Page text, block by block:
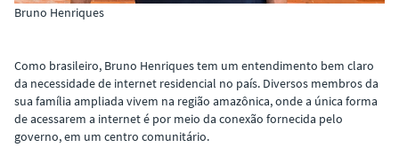
Bruno Henriques
Como brasileiro, Bruno Henriques tem um entendimento bem claro
da necessidade de internet residencial no país. Diversos membros da
sua família ampliada vivem na região amazônica, onde a única forma
de acessarem a internet é por meio da conexão fornecida pelo
governo, em um centro comunitário.